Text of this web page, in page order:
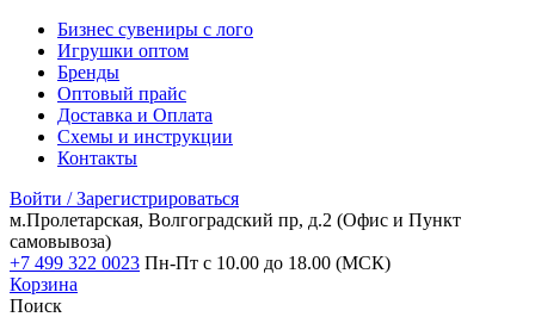
Бизнес сувениры с лого
Игрушки оптом
Бренды
Оптовый прайс
Доставка и Оплата
Схемы и инструкции
Контакты
Войти / Зарегистрироваться
м.Пролетарская, Волгоградский пр, д.2 (Офис и Пункт
самовывоза)
+7 499 322 0023 Пн-Пт с 10.00 до 18.00 (МСК)
Корзина
Поиск